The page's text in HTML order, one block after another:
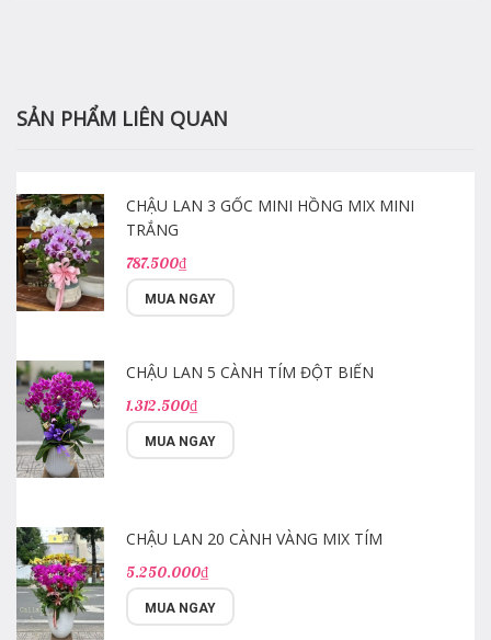
SẢN PHẨM LIÊN QUAN
CHẬU LAN 3 GỐC MINI HỒNG MIX MINI
TRẮNG
787.500₫
MUA NGAY
CHẬU LAN 5 CÀNH TÍM ĐỘT BIẾN
1.312.500₫
MUA NGAY
CHẬU LAN 20 CÀNH VÀNG MIX TÍM
5.250.000₫
MUA NGAY